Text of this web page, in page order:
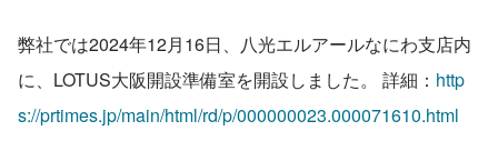
弊社では2024年12月16日、八光エルアールなにわ支店内
に、LOTUS大阪開設準備室を開設しました。 詳細： http
s://prtimes.jp/main/html/rd/p/000000023.000071610.html